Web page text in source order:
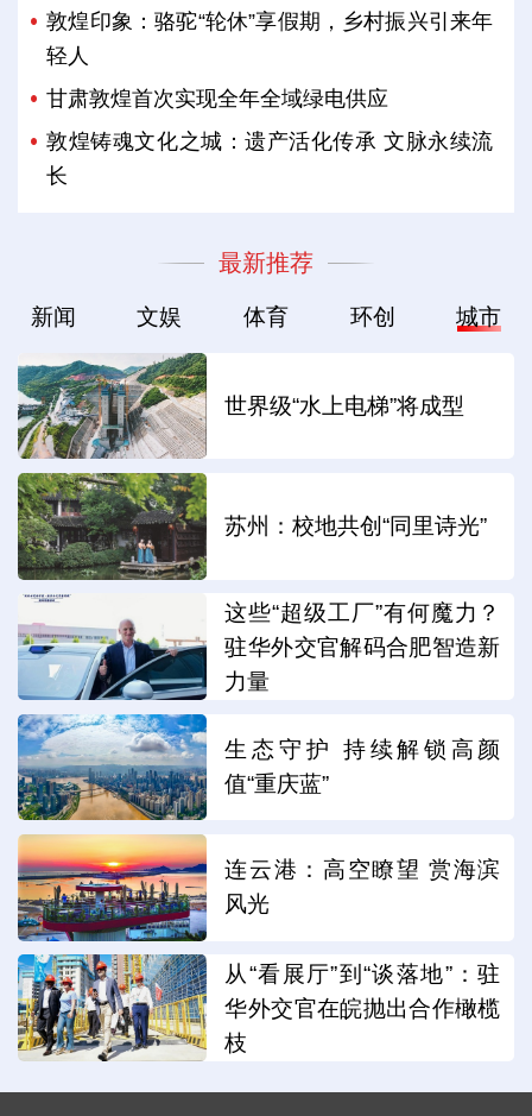
敦煌印象：骆驼“轮休”享假期，乡村振兴引来年
轻人
甘肃敦煌首次实现全年全域绿电供应
敦煌铸魂文化之城：遗产活化传承 文脉永续流
长
最新推荐
新闻 文娱 体育 环创 城市
世界级“水上电梯”将成型
苏州：校地共创“同里诗光”
这些“超级工厂”有何魔力？
驻华外交官解码合肥智造新
力量
生态守护 持续解锁高颜
值“重庆蓝”
连云港：高空瞭望 赏海滨
风光
从“看展厅”到“谈落地”：驻
华外交官在皖抛出合作橄榄
枝